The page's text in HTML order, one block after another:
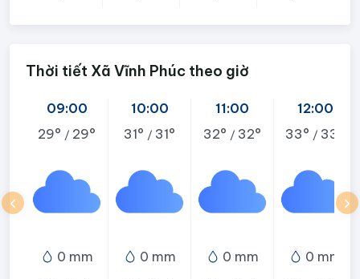
Thời tiết Xã Vĩnh Phúc theo giờ
09:00
29° / 29°
0 mm
10:00
31° / 31°
0 mm
11:00
32° / 32°
0 mm
12:00
33° / 33°
0 mm